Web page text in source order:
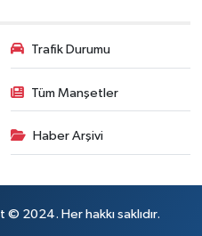
Trafik Durumu
Tüm Manşetler
Haber Arşivi
© 2024. Her hakkı saklıdır.